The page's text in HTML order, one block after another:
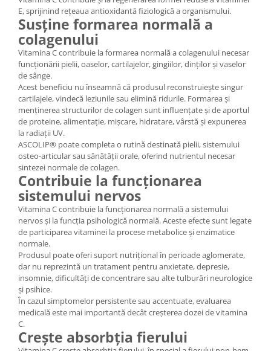
E, sprijinind rețeaua antioxidantă fiziologică a organismului.
Susține formarea normală a
colagenului
Vitamina C contribuie la formarea normală a colagenului necesar
funcționării pielii, oaselor, cartilajelor, gingiilor, dinților și vaselor
de sânge.
Acest beneficiu nu înseamnă că produsul reconstruiește singur
cartilajele, vindecă leziunile sau elimină ridurile. Formarea și
menținerea structurilor de colagen sunt influențate și de aportul
de proteine, alimentație, mișcare, hidratare, vârstă și expunerea
la radiații UV.
ASCOLIP® poate completa o rutină destinată pielii, sistemului
osteo-articular sau sănătății orale, oferind nutrientul necesar
sintezei normale de colagen.
Contribuie la funcționarea
sistemului nervos
Vitamina C contribuie la funcționarea normală a sistemului
nervos și la funcția psihologică normală. Aceste efecte sunt legate
de participarea vitaminei la procese metabolice și enzimatice
normale.
Produsul poate oferi suport nutrițional în perioade aglomerate,
dar nu reprezintă un tratament pentru anxietate, depresie,
insomnie, dificultăți de concentrare sau alte tulburări neurologice
și psihice.
În cazul simptomelor persistente sau accentuate, evaluarea
medicală este mai importantă decât creșterea dozei de vitamina
C.
Crește absorbția fierului